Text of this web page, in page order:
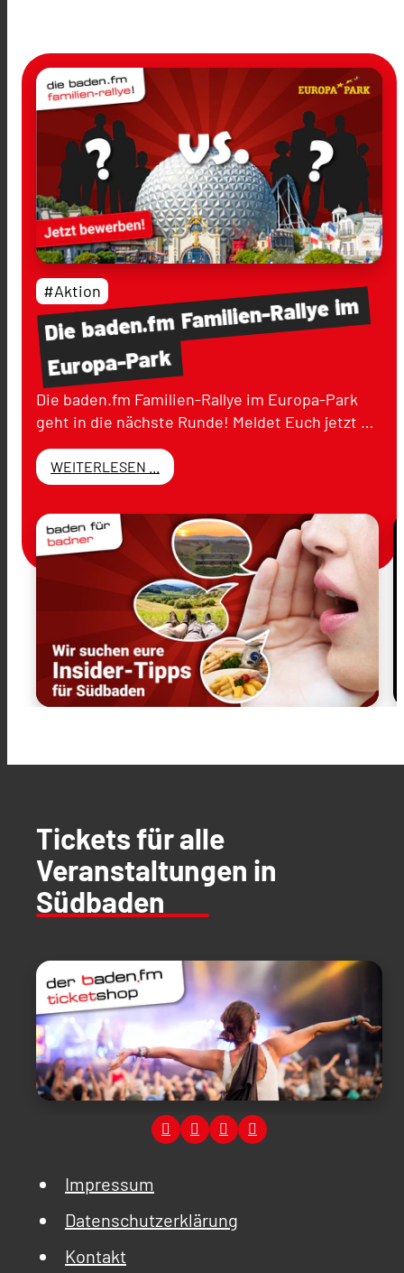
Diebaden.fmFamilien-Rallyeim
Europa-Park
#Aktion
Die baden.fm Familien-Rallye im Europa-Park
geht in die nächste Runde! Meldet Euch jetzt …
WEITERLESEN ...
Tickets für alle
Veranstaltungen in
Südbaden
Impressum
Datenschutzerklärung
Kontakt